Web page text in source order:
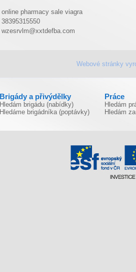
online pharmacy sale viagra
38395315550
wzesrvlm@xxtdefba.com
Webové stránky
Brigády a přivýdělky
Hledám brigádu (nabídky)
Hledáme brigádníka (poptávky)
Práce
Hledám
Hledám